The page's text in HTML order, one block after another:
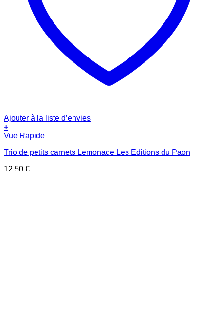
Ajouter à la liste d’envies
+
Vue Rapide
Trio de petits carnets Lemonade Les Editions du Paon
12.50 €